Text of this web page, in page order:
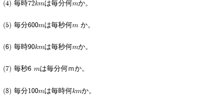
(4) 毎時72kmは毎分何mか。
(5) 毎分600mは毎秒何m か。
(6) 毎時90kmは毎秒何mか。
(7) 毎秒6 mは毎分何ｍか。
(8) 毎分100mは毎時何kmか。